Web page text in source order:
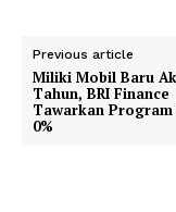
Previous article
Miliki Mobil Baru
Tahun, BRI Finance
Tawarkan Program
0%